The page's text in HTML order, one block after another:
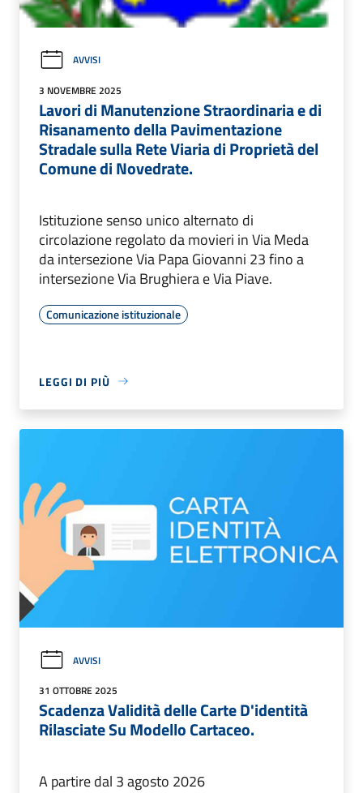
AVVISI
3 NOVEMBRE 2025
Lavori di Manutenzione Straordinaria e di
Risanamento della Pavimentazione
Stradale sulla Rete Viaria di Proprietà del
Comune di Novedrate.
Istituzione senso unico alternato di
circolazione regolato da movieri in Via Meda
da intersezione Via Papa Giovanni 23 fino a
intersezione Via Brughiera e Via Piave.
Comunicazione istituzionale
LEGGI DI PIÙ
AVVISI
31 OTTOBRE 2025
Scadenza Validità delle Carte D'identità
Rilasciate Su Modello Cartaceo.
A partire dal 3 agosto 2026